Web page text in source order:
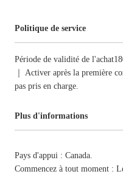
Politique de service
Période de validité de
｜ Activer après la première
pas pris en charge.
Plus d'informations
Pays d'appui : Canada.
Commencez à tout moment :